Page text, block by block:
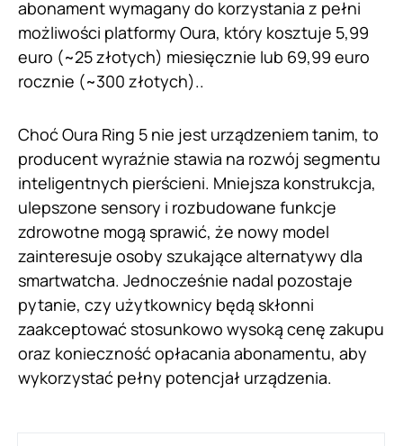
abonament wymagany do korzystania z pełni
możliwości platformy Oura, który kosztuje 5,99
euro (~25 złotych) miesięcznie lub 69,99 euro
rocznie (~300 złotych)..
Choć Oura Ring 5 nie jest urządzeniem tanim, to
producent wyraźnie stawia na rozwój segmentu
inteligentnych pierścieni. Mniejsza konstrukcja,
ulepszone sensory i rozbudowane funkcje
zdrowotne mogą sprawić, że nowy model
zainteresuje osoby szukające alternatywy dla
smartwatcha. Jednocześnie nadal pozostaje
pytanie, czy użytkownicy będą skłonni
zaakceptować stosunkowo wysoką cenę zakupu
oraz konieczność opłacania abonamentu, aby
wykorzystać pełny potencjał urządzenia.